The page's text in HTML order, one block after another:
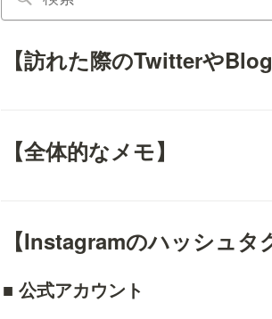
【訪れた際のTwitterやBlog
【全体的なメモ】
【Instagramのハッシュタ
■ 公式アカウント